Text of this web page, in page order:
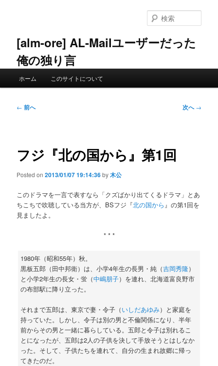
ン
へ
[alm-ore] AL-Mailユーザーだった
俺の独り言
索
ホーム このサイトについて
投
ー
ョ
← 前へ 次へ→
フジ『北の国から』第1回
Posted on2013/01/07 19:14:36by木公
このドラマを一言で表すなら「クズばかり出てくるドラマ」とあ
ちこちで吹聴している当方が、BSフジ『北の国から』の第1回を
見ましたよ。
* * *
1980年（昭和55年）秋。
黒板五郎（田中邦衛）は、小学4年生の長男・純（吉岡秀隆）
と小学2年生の長女・蛍（中嶋朋子）を連れ、北海道富良野市
の布部駅に降り立った。
それまで五郎は、東京で妻・令子（いしだあゆみ）と家庭を
持っていた。しかし、令子は別の男と不倫関係になり、半年
前からその男と一緒に暮らしている。五郎と令子は別れるこ
とになったが、五郎は2人の子供を決して手放そうとはしなか
った。そして、子供たちを連れて、自分の生まれ故郷に帰っ
てきたのだ。